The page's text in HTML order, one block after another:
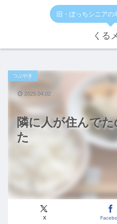
旧・ぼっちシニアの
くる
隣に人が住んで
た
つぶやき
X
2025.04.02